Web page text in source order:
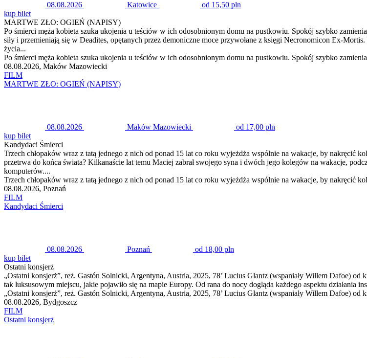
08.08.2026 Katowice
od 15,50 pln
kup bilet
MARTWE ZŁO: OGIEŃ (NAPISY)
Po śmierci męża kobieta szuka ukojenia u teściów w ich odosobnionym domu na pustkowiu. Spokój szybko
siły i przemieniają się w Deadites, opętanych przez demoniczne moce przywołane z księgi Necronomicon Ex-
życia...
Po śmierci męża kobieta szuka ukojenia u teściów w ich odosobnionym domu na pustkowiu. Spokój szybko
08.08.2026, Maków Mazowiecki
FILM
MARTWE ZŁO: OGIEŃ (NAPISY)
08.08.2026 Maków Mazowiecki
od 17,00 pln
kup bilet
Kandydaci Śmierci
Trzech chłopaków wraz z tatą jednego z nich od ponad 15 lat co roku wyjeżdża wspólnie na wakacje, by nakręcić
przetrwa do końca świata? Kilkanaście lat temu Maciej zabrał swojego syna i dwóch jego kolegów na wakacje,
komputerów....
Trzech chłopaków wraz z tatą jednego z nich od ponad 15 lat co roku wyjeżdża wspólnie na wakacje, by nakręcić
08.08.2026, Poznań
FILM
Kandydaci Śmierci
08.08.2026 Poznań
od 18,00 pln
kup bilet
Ostatni konsjerż
„Ostatni konsjerż”, reż. Gastón Solnicki, Argentyna, Austria, 2025, 78’ Lucius Glantz (wspaniały Willem Dafoe)
tak luksusowym miejscu, jakie pojawiło się na mapie Europy. Od rana do nocy dogląda każdego aspektu działania
„Ostatni konsjerż”, reż. Gastón Solnicki, Argentyna, Austria, 2025, 78’ Lucius Glantz (wspaniały Willem Dafoe) od
08.08.2026, Bydgoszcz
FILM
Ostatni konsjerż